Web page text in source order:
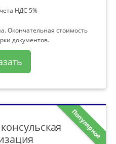
НДС 5%
Окончательная стоимость
документов.
Популярное